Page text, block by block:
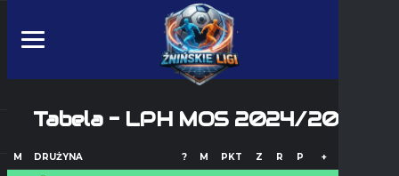
Tabela - LPH MOS 2024/2025
M DRUŻYNA ? M PKT Z R P +